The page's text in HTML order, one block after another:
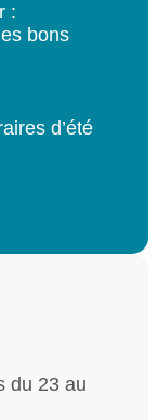
:
bons
d’été
du 23 au